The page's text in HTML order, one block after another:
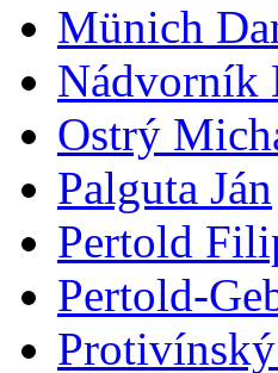
Münich
Nádvorník
Ostrý
Palguta Ján
Pertold
Pertold-
Protivínský